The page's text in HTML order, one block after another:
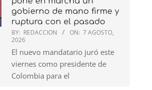
gobierno de mano firme y
ruptura con el pasado
BY: REDACCION ON: 7 AGOSTO,
2026
El nuevo mandatario juró este
viernes como presidente de
Colombia para el